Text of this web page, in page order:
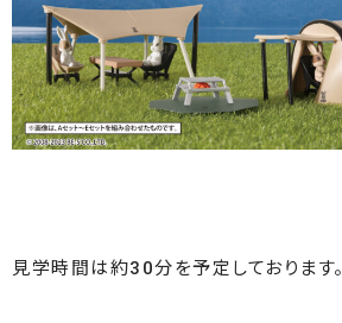
見学時間は約30分を予定しております。